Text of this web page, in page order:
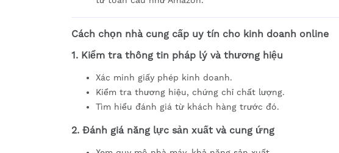
Cách chọn nhà cung cấp uy tín cho kinh doanh online
1. Kiểm tra thông tin pháp lý và thương hiệu
Xác minh giấy phép kinh doanh.
Kiểm tra thương hiệu, chứng chỉ chất lượng.
Tìm hiểu đánh giá từ khách hàng trước đó.
2. Đánh giá năng lực sản xuất và cung ứng